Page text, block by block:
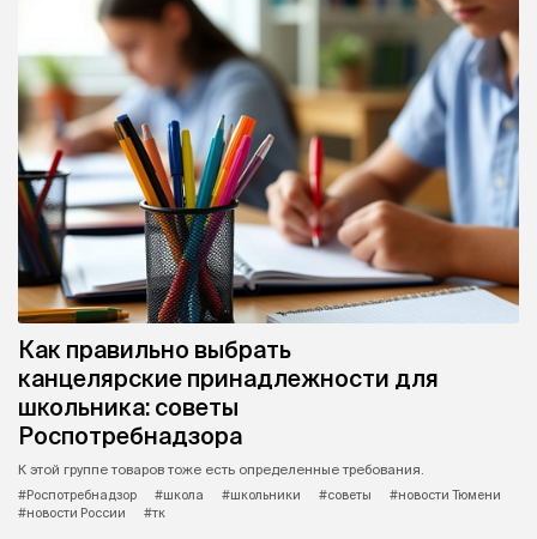
Как правильно выбрать
канцелярские принадлежности для
школьника: советы
Роспотребнадзора
К этой группе товаров тоже есть определенные требования.
#Роспотребнадзор
#школа #школьники #советы
#новости Тюмени
#новости России
#тк